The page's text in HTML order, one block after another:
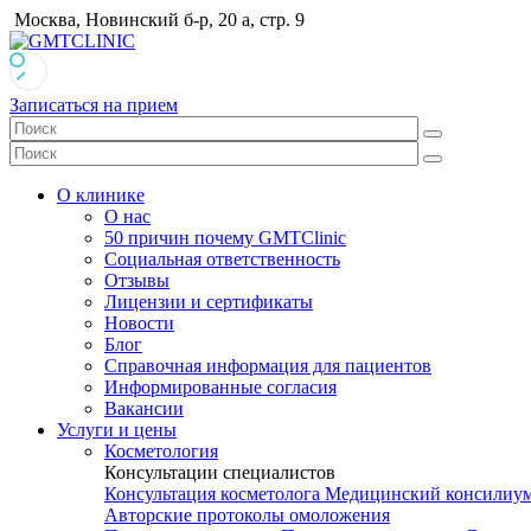
Москва, Новинский б-р, 20 а, стр. 9
Записаться на прием
О клинике
О нас
50 причин почему GMTClinic
Социальная ответственность
Отзывы
Лицензии и сертификаты
Новости
Блог
Справочная информация для пациентов
Информированные согласия
Вакансии
Услуги и цены
Косметология
Консультации специалистов
Консультация косметолога Медицинский
Авторские протоколы омоложения